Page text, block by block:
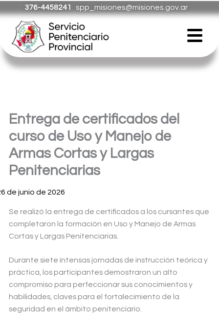
al
contenido
376-4458241 spp_misiones@misiones.gov.ar
Entrega de certificados del
curso de Uso y Manejo de
Armas Cortas y Largas
Penitenciarias
de junio de 2026
Se realizó la entrega de certificados a los cursantes que
completaron la formación en Uso y Manejo de Armas
Cortas y Largas Penitenciarias.
Durante siete intensas jornadas de instrucción teórica y
práctica, los participantes demostraron un alto
compromiso para perfeccionar sus conocimientos y
habilidades, claves para el fortalecimiento de la
seguridad en el ámbito penitenciario.